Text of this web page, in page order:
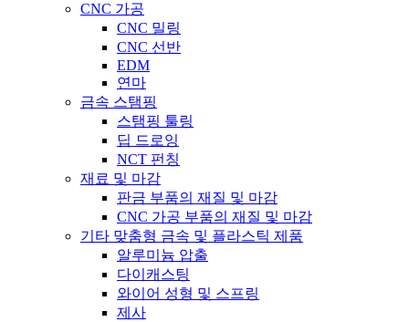
CNC 가공
CNC 밀링
CNC 선반
EDM
연마
금속 스탬핑
스탬핑 툴링
딥 드로잉
NCT 펀칭
재료 및 마감
판금 부품의 재질 및 마감
CNC 가공 부품의 재질 및 마감
기타 맞춤형 금속 및 플라스틱 제품
알루미늄 압출
다이캐스팅
와이어 성형 및 스프링
제사